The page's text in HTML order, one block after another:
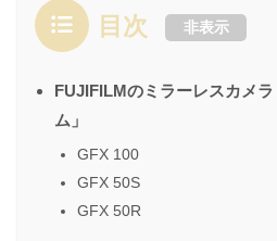
目次 非表示
FUJIFILMのミラーレスカメ
ム」
GFX 100
GFX 50S
GFX 50R